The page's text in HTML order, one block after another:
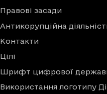
Правові засади
Антикорупційна
Контакти
Цілі
Шрифт цифрової
Використання логотипу